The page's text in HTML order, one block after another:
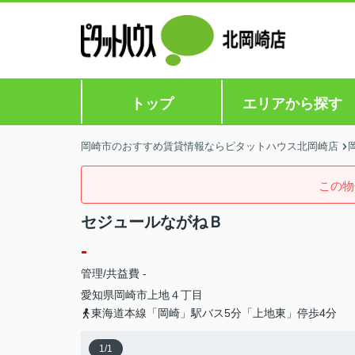
トップ エリアから探す
岡崎市のおすすめ賃貸情報ならピタットハウス北岡崎店
この
セジュールながねＢ
-
管理/共益費 -
愛知県岡崎市 上地４丁目
東海道本線「岡崎」駅バス5分「上地東」停歩4分
1/1